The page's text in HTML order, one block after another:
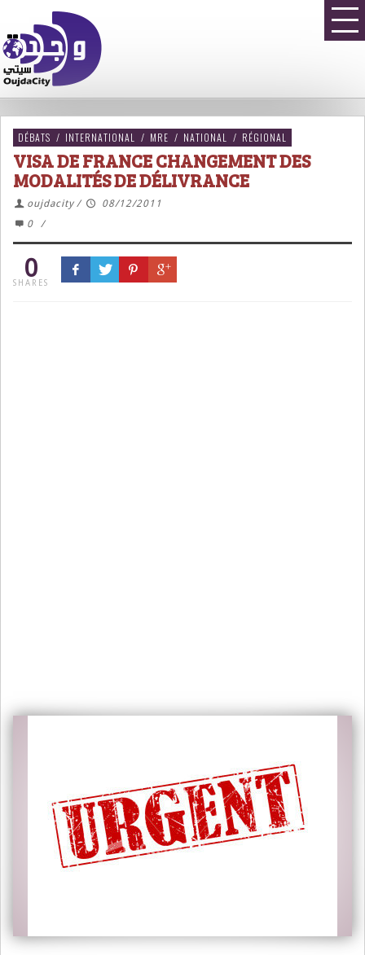
DÉBATS / INTERNATIONAL / MRE / NATIONAL / RÉGIONAL
VISA DE FRANCE CHANGEMENT DES
MODALITÉS DE DÉLIVRANCE
oujdacity /
08/12/2011
0
/
0
SHARES